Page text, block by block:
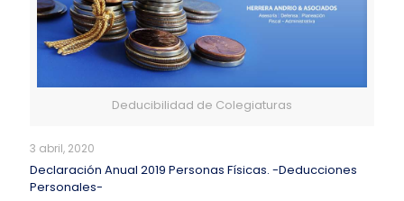
Deducibilidad de Colegiaturas
3 abril, 2020
Declaración Anual 2019 Personas Físicas. -Deducciones
Personales-